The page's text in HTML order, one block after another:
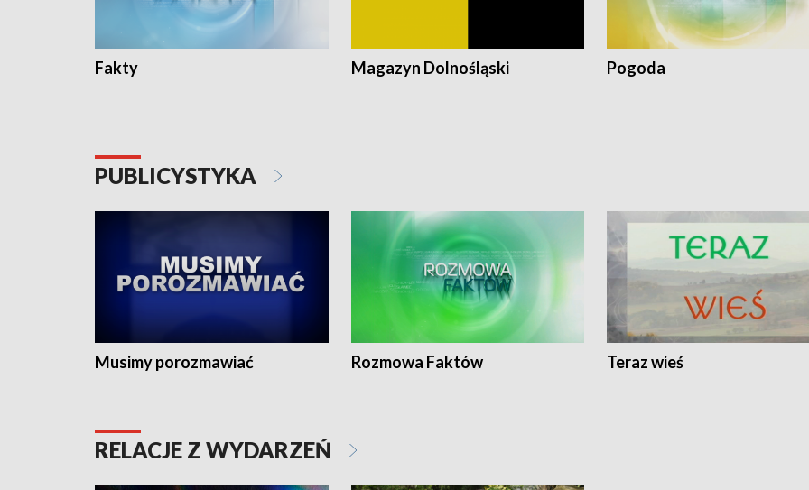
Fakty Magazyn Dolnośląski Pogoda
PUBLICYSTYKA
Musimy porozmawiać Rozmowa Faktów Teraz wieś
RELACJE Z WYDARZEŃ